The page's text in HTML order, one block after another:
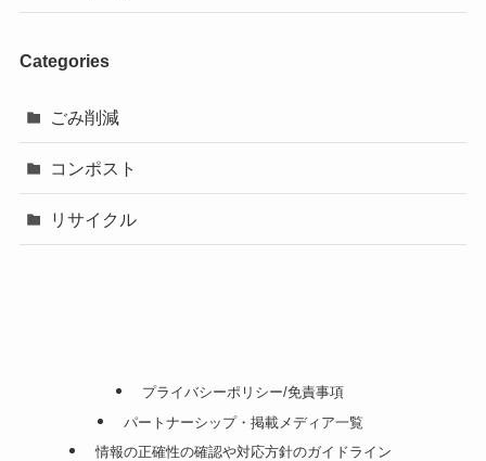
Categories
ごみ削減
コンポスト
リサイクル
プライバシーポリシー/免責事項
パートナーシップ・掲載メディア一覧
情報の正確性の確認や対応方針のガイドライン